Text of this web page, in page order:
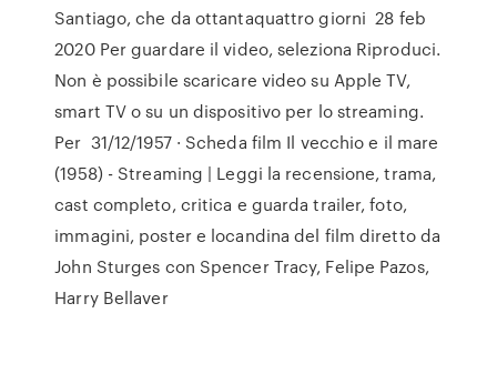
Santiago, che da ottantaquattro giorni 28 feb
2020 Per guardare il video, seleziona Riproduci.
Non è possibile scaricare video su Apple TV,
smart TV o su un dispositivo per lo streaming.
Per 31/12/1957 · Scheda film Il vecchio e il mare
(1958) - Streaming | Leggi la recensione, trama,
cast completo, critica e guarda trailer, foto,
immagini, poster e locandina del film diretto da
John Sturges con Spencer Tracy, Felipe Pazos,
Harry Bellaver